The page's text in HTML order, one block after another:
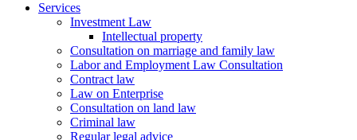
Services
Investment Law
Intellectual property
Consultation on marriage and family law
Labor and Employment Law Consultation
Contract law
Law on Enterprise
Consultation on land law
Criminal law
Regular legal advice